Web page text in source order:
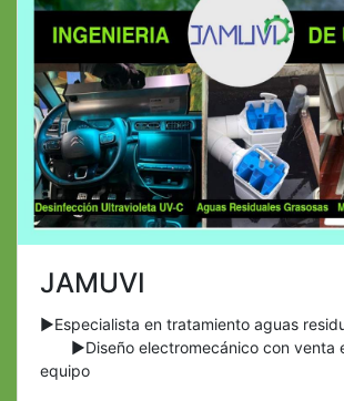
JAMUVI
►Especialista en tratamiento aguas
►Diseño electromecánico con venta
equipo